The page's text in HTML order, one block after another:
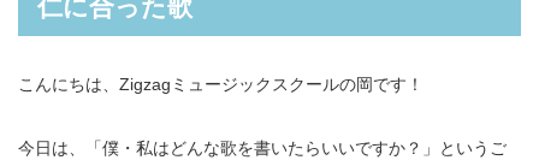
仁に合った歌
こんにちは、Zigzagミュージックスクールの岡です！
今日は、「僕・私はどんな歌を書いたらいいですか？」というご